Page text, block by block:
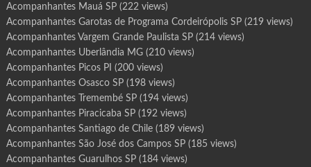
l
o
s
S
P
Acompanhantes Mauá SP(222 views)
Acompanhantes Garotas de Programa Cordeirópolis SP(219 views)
Acompanhantes Vargem Grande Paulista SP(214 views)
Acompanhantes Uberlândia MG(210 views)
Acompanhantes Picos PI (200 views)
Acompanhantes Osasco SP(198 views)
Acompanhantes Tremembé SP(194 views)
Acompanhantes Piracicaba SP(192 views)
Acompanhantes Santiago de Chile(189 views)
Acompanhantes São José dos Campos SP(185 views)
Acompanhantes Guarulhos SP(184 views)